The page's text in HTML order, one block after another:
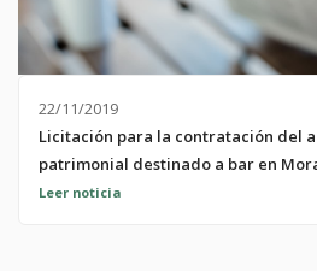
22/11/2019
Licitación para la contratación del
patrimonial destinado a bar en
Más información en el Ayuntamiento
Leer noticia